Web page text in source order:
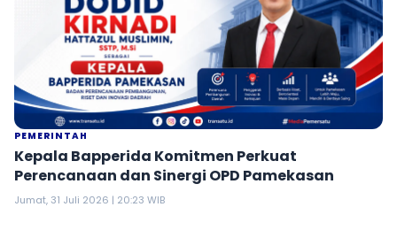
PEMERINTAH
Kepala Bapperida Komitmen Perkuat
Perencanaan dan Sinergi OPD Pamekasan
Jumat, 31 Juli 2026 | 20:23 WIB